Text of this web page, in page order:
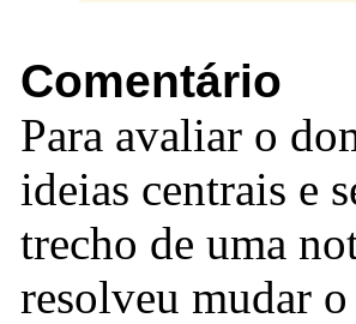
Comentário
Para avaliar o
ideias centrais e
trecho de uma
resolveu mudar